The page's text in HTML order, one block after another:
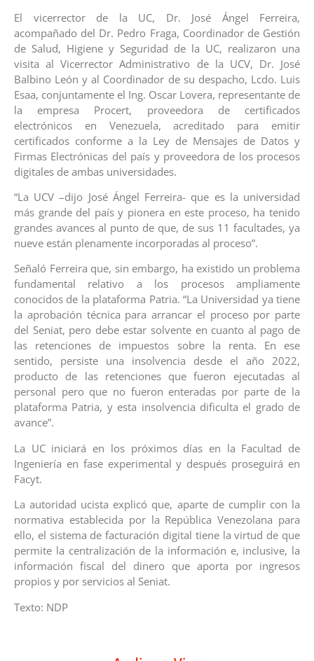
El vicerrector de la UC, Dr. José Ángel Ferreira,
acompañado del Dr. Pedro Fraga, Coordinador de Gestión
de Salud, Higiene y Seguridad de la UC, realizaron una
visita al Vicerrector Administrativo de la UCV, Dr. José
Balbino León y al Coordinador de su despacho, Lcdo. Luis
Esaa, conjuntamente el Ing. Oscar Lovera, representante de
la empresa Procert, proveedora de certificados
electrónicos en Venezuela, acreditado para emitir
certificados conforme a la Ley de Mensajes de Datos y
Firmas Electrónicas del país y proveedora de los procesos
digitales de ambas universidades.
“La UCV –dijo José Ángel Ferreira- que es la universidad
más grande del país y pionera en este proceso, ha tenido
grandes avances al punto de que, de sus 11 facultades, ya
nueve están plenamente incorporadas al proceso”.
Señaló Ferreira que, sin embargo, ha existido un problema
fundamental relativo a los procesos ampliamente
conocidos de la plataforma Patria. “La Universidad ya tiene
la aprobación técnica para arrancar el proceso por parte
del Seniat, pero debe estar solvente en cuanto al pago de
las retenciones de impuestos sobre la renta. En ese
sentido, persiste una insolvencia desde el año 2022,
producto de las retenciones que fueron ejecutadas al
personal pero que no fueron enteradas por parte de la
plataforma Patria, y esta insolvencia dificulta el grado de
avance”.
La UC iniciará en los próximos días en la Facultad de
Ingeniería en fase experimental y después proseguirá en
Facyt.
La autoridad ucista explicó que, aparte de cumplir con la
normativa establecida por la República Venezolana para
ello, el sistema de facturación digital tiene la virtud de que
permite la centralización de la información e, inclusive, la
información fiscal del dinero que aporta por ingresos
propios y por servicios al Seniat.
Texto: NDP